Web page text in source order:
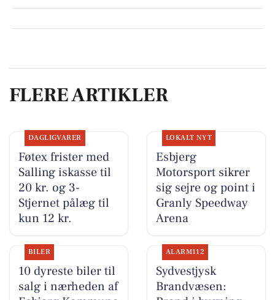
FLERE ARTIKLER
DAGLIGVARER
Føtex frister med
Salling iskasse til
20 kr. og 3-
Stjernet pålæg til
kun 12 kr.
LOKALT NYT
Esbjerg
Motorsport sikrer
sig sejre og point i
Granly Speedway
Arena
BILER
10 dyreste biler til
salg i nærheden af
ALARM112
Sydvestjysk
Brandvæsen: